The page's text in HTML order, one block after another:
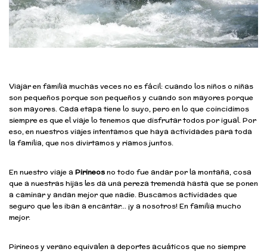
Viajar en familia muchas veces no es fácil: cuando los niños o niñas
son pequeños porque son pequeños y cuando son mayores porque
son mayores. Cada etapa tiene lo suyo, pero en lo que coincidimos
siempre es que el viaje lo tenemos que disfrutar todos por igual. Por
eso, en nuestros viajes intentamos que haya actividades para toda
la familia, que nos divirtamos y riamos juntos.
En nuestro viaje a Pirineosno todo fue andar por la montaña, cosa
que a nuestras hijas les da una pereza tremenda hasta que se ponen
a caminar y andan mejor que nadie. Buscamos actividades que
seguro que les iban a encantar… ¡y a nosotros! En familia mucho
mejor.
Pirineos y verano equivalen a deportes acuáticos que no siempre